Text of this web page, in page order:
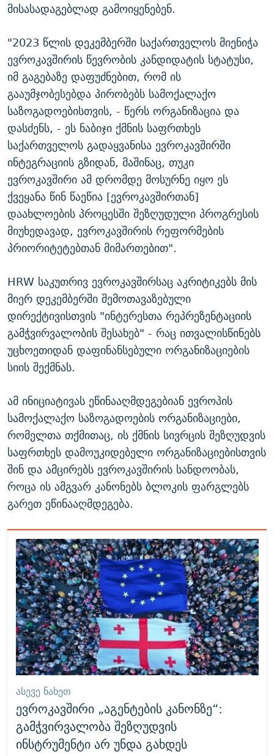
მისასადაგებლად გამოიყენებენ.
"2023 წლის დეკემბერში საქართველოს მიენიჭა
ევროკავშირის წევრობის კანდიდატის სტატუსი,
იმ გაგებაზე დაფუძნებით, რომ ის
გააუმჯობესებდა პირობებს სამოქალაქო
საზოგადოებისთვის, - წერს ორგანიზაცია და
დასძენს, - ეს ნაბიჯი ქმნის საფრთხეს
საქართველოს გადაყვანისა ევროკავშირში
ინტეგრაციის გზიდან, მაშინაც, თუკი
ევროკავშირი ამ დრომდე მოსურნე იყო ეს
ქვეყანა წინ წაეწია [ევროკავშირთან]
დაახლოების პროცესში შეზღუდული პროგრესის
მიუხედავად, ევროკავშირის რეფორმების
პრიორიტეტებთან მიმართებით".
HRW საკუთრივ ევროკავშირსაც აკრიტიკებს მის
მიერ დეკემბერში შემოთავაზებული
დირექტივისთვის "ინტერესთა რეპრეზენტაციის
გამჭვირვალობის შესახებ" - რაც ითვალისწინებს
უცხოეთიდან დაფინანსებული ორგანიზაციების
სიის შექმნას.
ამ ინიციატივას ეწინააღმდეგებიან ევროპის
სამოქალაქო საზოგადოების ორგანიზაციები,
რომელთა თქმითაც, ის ქმნის სივრცის შეზღუდვის
საფრთხეს დამოუკიდებელი ორგანიზაციებისთვის
შინ და ამცირებს ევროკავშირის სანდოობას,
როცა ის ამგვარ კანონებს ბლოკის ფარგლებს
გარეთ ეწინააღმდეგება.
ᲐᲡᲔᲕᲔ ᲜᲐᲮᲔᲗ
ევროკავშირი „აგენტების კანონზე“:
გამჭვირვალობა შეზღუდვის
ინსტრუმენტი არ უნდა გახდეს